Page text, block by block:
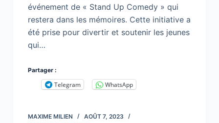
événement de « Stand Up Comedy » qui
restera dans les mémoires. Cette initiative a
été prise pour divertir et soutenir les jeunes
qui…
Partager :
Telegram WhatsApp
MAXIME MILIEN
AOÛT 7, 2023